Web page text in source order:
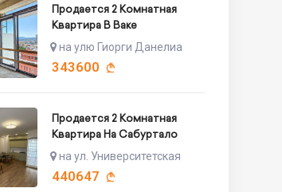
Продается 2 Комнатная
Квартира В Ваке
на улю Гиорги Данелиа
343600
Продается 2 Комнатная
Квартира На Сабуртало
на ул. Университетская
440647